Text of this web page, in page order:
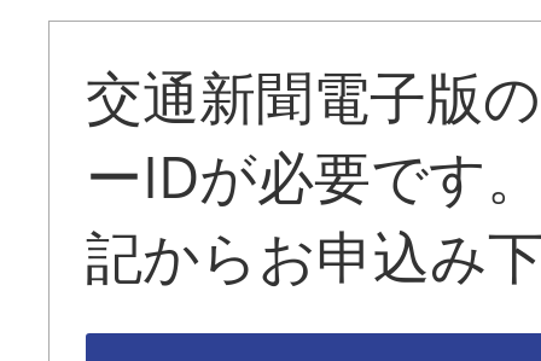
交通新聞電子版
ーIDが必要です
記からお申込み